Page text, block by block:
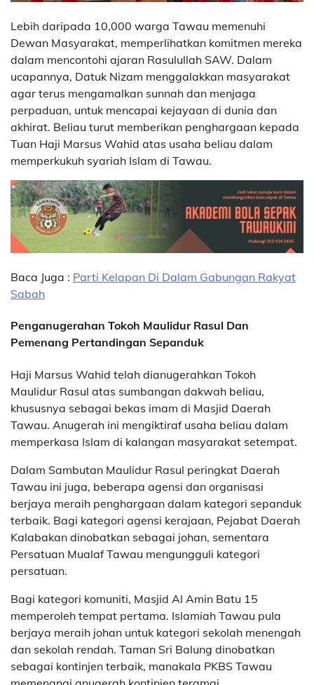
Lebih daripada 10,000 warga Tawau memenuhi
Dewan Masyarakat, memperlihatkan komitmen mereka
dalam mencontohi ajaran Rasulullah SAW. Dalam
ucapannya, Datuk Nizam menggalakkan masyarakat
agar terus mengamalkan sunnah dan menjaga
perpaduan, untuk mencapai kejayaan di dunia dan
akhirat. Beliau turut memberikan penghargaan kepada
Tuan Haji Marsus Wahid atas usaha beliau dalam
memperkukuh syariah Islam di Tawau.
Baca Juga : Parti Kelapan Di Dalam Gabungan Rakyat
Sabah
Penganugerahan Tokoh Maulidur Rasul Dan
Pemenang Pertandingan Sepanduk
Haji Marsus Wahid telah dianugerahkan Tokoh
Maulidur Rasul atas sumbangan dakwah beliau,
khususnya sebagai bekas imam di Masjid Daerah
Tawau. Anugerah ini mengiktiraf usaha beliau dalam
memperkasa Islam di kalangan masyarakat setempat.
Dalam Sambutan Maulidur Rasul peringkat Daerah
Tawau ini juga, beberapa agensi dan organisasi
berjaya meraih penghargaan dalam kategori sepanduk
terbaik. Bagi kategori agensi kerajaan, Pejabat Daerah
Kalabakan dinobatkan sebagai johan, sementara
Persatuan Mualaf Tawau mengungguli kategori
persatuan.
Bagi kategori komuniti, Masjid Al Amin Batu 15
memperoleh tempat pertama. Islamiah Tawau pula
berjaya meraih johan untuk kategori sekolah menengah
dan sekolah rendah. Taman Sri Balung dinobatkan
sebagai kontinjen terbaik, manakala PKBS Tawau